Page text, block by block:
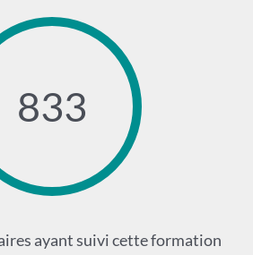
833
ayant suivi cette formation